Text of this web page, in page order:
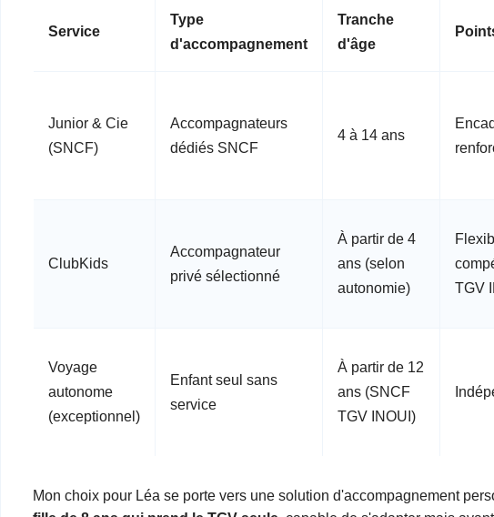
Service
Type
d'accompagnement
Tranche
d'âge
Junior & Cie
(SNCF)
Accompagnateurs
dédiés SNCF
4 à 14 ans
ClubKids
Accompagnateur
privé sélectionné
À partir de 4
ans (selon
autonomie)
TGV
Voyage
autonome
(exceptionnel)
Enfant seul sans
service
À partir de 12
ans (SNCF
TGV INOUI)
Mon choix pour Léa se porte vers une solution d'accompagnement